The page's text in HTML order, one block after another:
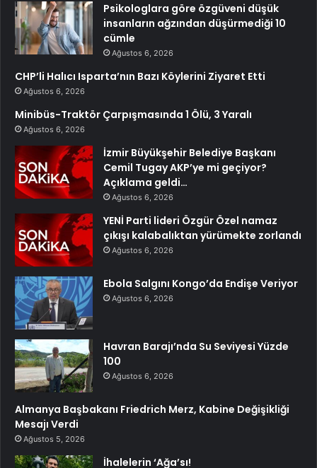
Psikologlara göre özgüveni düşük
insanların ağzından düşürmediği 10
cümle
Ağustos 6, 2026
CHP’li Halıcı Isparta’nın Bazı Köylerini Ziyaret Etti
Ağustos 6, 2026
Minibüs-Traktör Çarpışmasında 1 Ölü, 3 Yaralı
Ağustos 6, 2026
İzmir Büyükşehir Belediye Başkanı
Cemil Tugay AKP’ye mi geçiyor?
Açıklama geldi…
Ağustos 6, 2026
YENİ Parti lideri Özgür Özel namaz
çıkışı kalabalıktan yürümekte zorlandı
Ağustos 6, 2026
Ebola Salgını Kongo’da Endişe Veriyor
Ağustos 6, 2026
Havran Barajı’nda Su Seviyesi Yüzde
100
Ağustos 6, 2026
Almanya Başbakanı Friedrich Merz, Kabine Değişikliği
Mesajı Verdi
Ağustos 5, 2026
İhalelerin ‘Ağa’sı!